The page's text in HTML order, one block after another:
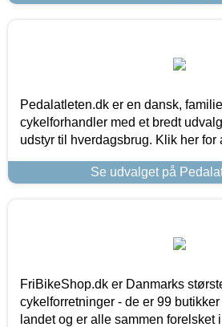
Pedalatleten.dk er en dansk,
cykelforhandler med et bredt
udstyr til hverdagsbrug. Klik her for
Se udvalget på
FriBikeShop.dk er Danmarks
cykelforretninger - de er 99
landet og er alle sammen forelsket